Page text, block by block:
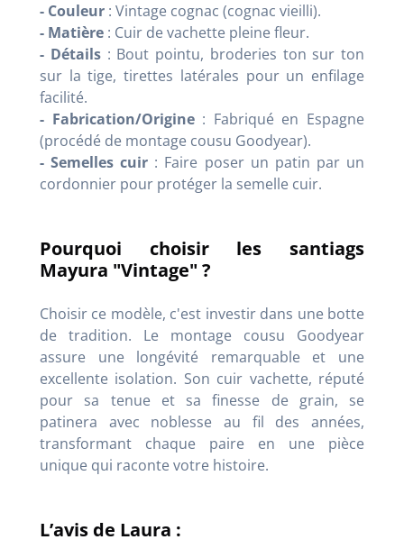
- Couleur : Vintage cognac (cognac vieilli).
- Matière : Cuir de vachette pleine fleur.
- Détails: Bout pointu, broderies ton sur ton
sur la tige, tirettes latérales pour un enfilage
facilité.
- Fabrication/Origine: Fabriqué en Espagne
(procédé de montage cousu Goodyear).
- Semelles cuir : Faire poser un patin par un
cordonnier pour protéger la semelle cuir.
Pourquoi choisir les santiags
Mayura "Vintage" ?
Choisir ce modèle, c'est investir dans une botte
de tradition. Le montage cousu Goodyear
assure une longévité remarquable et une
excellente isolation. Son cuir vachette, réputé
pour sa tenue et sa finesse de grain, se
patinera avec noblesse au fil des années,
transformant chaque paire en une pièce
unique qui raconte votre histoire.
L’avis de Laura :